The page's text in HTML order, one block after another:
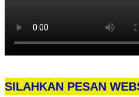
SILAHKAN PESAN